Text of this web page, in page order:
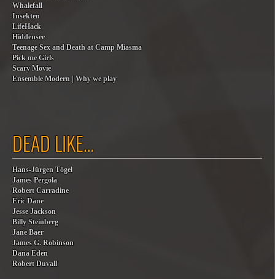
Whalefall
Insekten
LifeHack
Hiddensee
Teenage Sex and Death at Camp Miasma
Pick me Girls
Scary Movie
Ensemble Modern | Why we play
DEAD LIKE…
Hans-Jürgen Tögel
James Pergola
Robert Carradine
Eric Dane
Jesse Jackson
Billy Steinberg
Jane Baer
James G. Robinson
Dana Eden
Robert Duvall